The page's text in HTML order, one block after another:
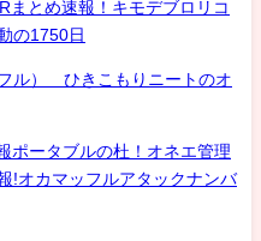
まとめ速報！キモデブロリコ
の1750日
ル） ひきこもりニートのオ
ポータブルの杜！オネエ管理
!オカマッフルアタックナンバ